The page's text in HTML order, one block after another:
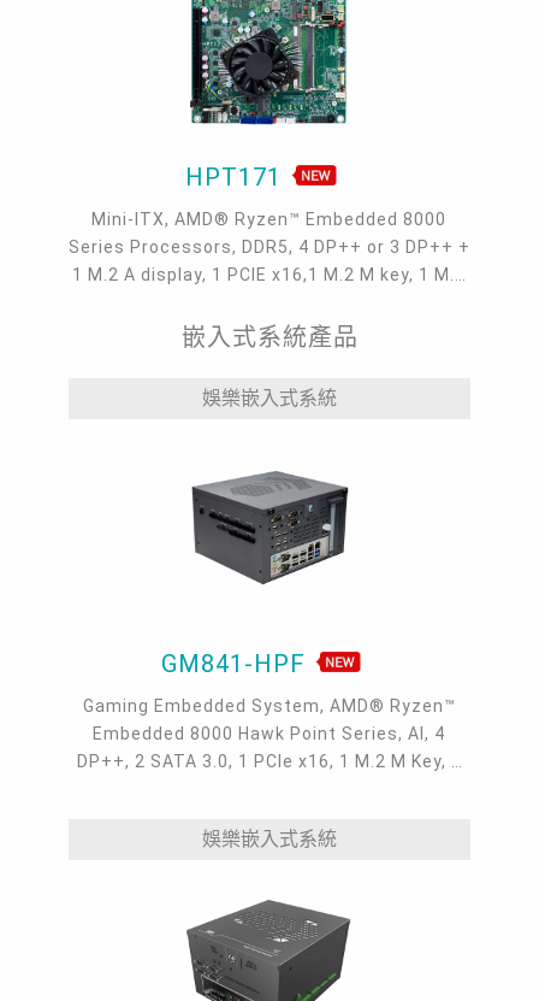
HPT171
Mini-ITX, AMD® Ryzen™ Embedded 8000
Series Processors, DDR5, 4 DP++ or 3 DP++ +
1 M.2 A display, 1 PCIE x16,1 M.2 M key, 1 M.2
modular port, 2 2.5GbE RJ45, 2 USB 3, 2 USB
USB 2.0 headers, Gaming
I/O(UART/USB2.0/Audio), -5 to 65°C
嵌入式系統產品
娛樂嵌入式系統
GM841-HPF
Gaming Embedded System, AMD® Ryzen™
Embedded 8000 Hawk Point Series, AI, 4
DP++, 2 SATA 3.0, 1 PCIe x16, 1 M.2 M Key, 1
NVRAM, Data Security TPM 2.0
娛樂嵌入式系統